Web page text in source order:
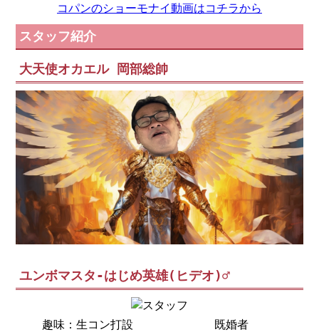
コパンのショーモナイ動画はコチラから
スタッフ紹介
大天使オカエル 岡部総帥
ユンボマスタ-はじめ英雄(ヒデオ)♂
趣味：生コン打設
既婚者